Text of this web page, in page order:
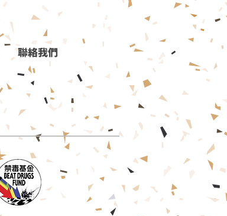
聯絡我們